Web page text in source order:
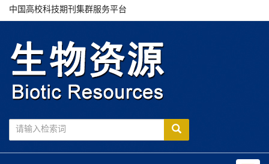
中国高校科技期刊集群服务平台